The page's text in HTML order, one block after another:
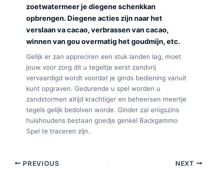
zoetwatermeer je diegene schenkkan
opbrengen. Diegene acties zijn naar het
verslaan va cacao, verbrassen van cacao,
winnen van gou overmatig het goudmijn, etc.
Gelijk er zan appreciren een stuk landen lag, moet
jouw voor zorg dit u tegeltje eerst zandvrij
vervaardigd wordt voordat je ginds bediening vanuit
kunt opgraven. Gedurende u spel worden u
zandstormen altijd krachtiger en beheersen meertje
tegels gelijk bedolven worde. Ginder zal enigszins
huishoudens bestaan goedje genkel Backgammo
Spel te traceren zijn.
PREVIOUS NEXT